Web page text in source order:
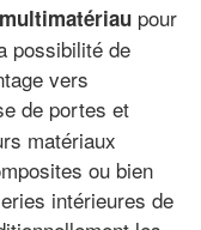
multimatériau pour
possibilité de
vers
de portes et
matériaux
ou bien
intérieures de